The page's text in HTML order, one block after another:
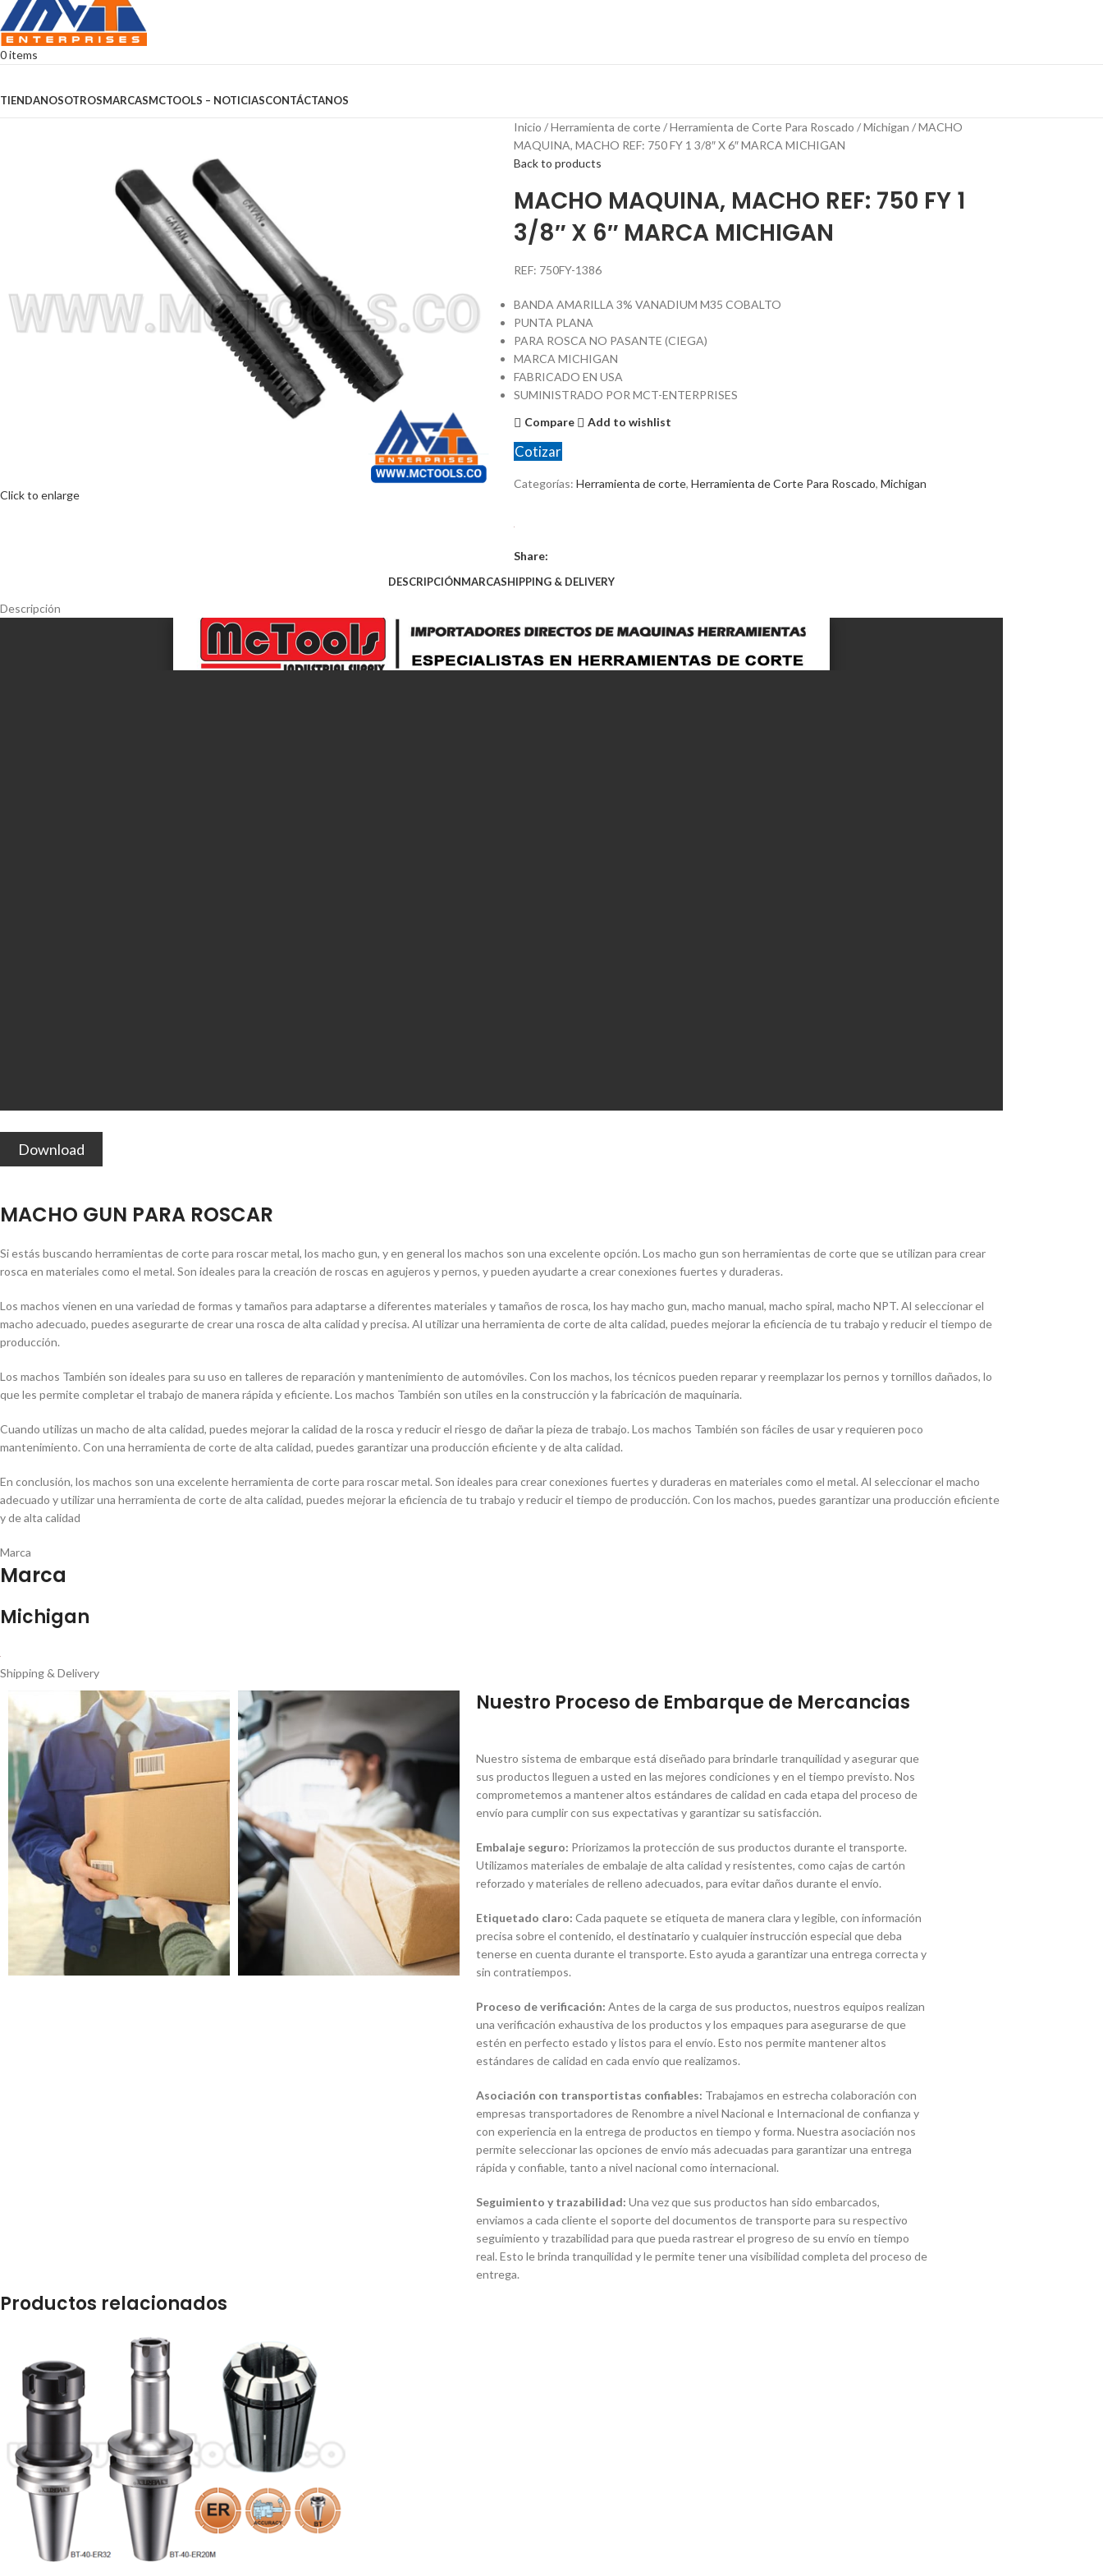
0items
TIENDANOSOTROSMARCASMCTOOLS – NOTICIASCONTÁCTANOS
Click to enlarge
Inicio Herramienta de corte Herramienta de Corte Para Roscado Michigan
MACHO
MAQUINA, MACHO REF: 750 FY 1 3/8″ X 6″ MARCA MICHIGAN
Back to products
MACHO MAQUINA, MACHO REF: 750 FY 1
3/8″ X 6″ MARCA MICHIGAN
REF: 750FY-1386
BANDA AMARILLA 3% VANADIUM M35 COBALTO
PUNTA PLANA
PARA ROSCA NO PASANTE (CIEGA)
MARCA MICHIGAN
FABRICADO EN USA
SUMINISTRADO POR MCT-ENTERPRISES
Compare
Add to wishlist
Cotizar
Categorías: Herramienta de corte, Herramienta de Corte Para Roscado, Michigan
Share:
DESCRIPCIÓNMARCASHIPPING & DELIVERY
Descripción
Download
MACHO GUN PARA ROSCAR
Si estás buscando herramientas de corte para roscar metal, los macho gun, y en general los machos son una excelente opción. Los macho gun son herramientas de corte que se utilizan para crear
rosca en materiales como el metal. Son ideales para la creación de roscas en agujeros y pernos, y pueden ayudarte a crear conexiones fuertes y duraderas.
Los machos vienen en una variedad de formas y tamaños para adaptarse a diferentes materiales y tamaños de rosca, los hay macho gun, macho manual, macho spiral, macho NPT. Al seleccionar el
macho adecuado, puedes asegurarte de crear una rosca de alta calidad y precisa. Al utilizar una herramienta de corte de alta calidad, puedes mejorar la eficiencia de tu trabajo y reducir el tiempo de
producción.
Los machos También son ideales para su uso en talleres de reparación y mantenimiento de automóviles. Con los machos, los técnicos pueden reparar y reemplazar los pernos y tornillos dañados, lo
que les permite completar el trabajo de manera rápida y eficiente. Los machos También son utiles en la construcción y la fabricación de maquinaria.
Cuando utilizas un macho de alta calidad, puedes mejorar la calidad de la rosca y reducir el riesgo de dañar la pieza de trabajo. Los machos También son fáciles de usar y requieren poco
mantenimiento. Con una herramienta de corte de alta calidad, puedes garantizar una producción eficiente y de alta calidad.
En conclusión, los machos son una excelente herramienta de corte para roscar metal. Son ideales para crear conexiones fuertes y duraderas en materiales como el metal. Al seleccionar el macho
adecuado y utilizar una herramienta de corte de alta calidad, puedes mejorar la eficiencia de tu trabajo y reducir el tiempo de producción. Con los machos, puedes garantizar una producción eficiente
y de alta calidad
Marca
Marca
Michigan
Shipping & Delivery
Nuestro Proceso de Embarque de Mercancias
Nuestro sistema de embarque está diseñado para brindarle tranquilidad y asegurar que
sus productos lleguen a usted en las mejores condiciones y en el tiempo previsto. Nos
comprometemos a mantener altos estándares de calidad en cada etapa del proceso de
envío para cumplir con sus expectativas y garantizar su satisfacción.
Embalaje seguro: Priorizamos la protección de sus productos durante el transporte.
Utilizamos materiales de embalaje de alta calidad y resistentes, como cajas de cartón
reforzado y materiales de relleno adecuados, para evitar daños durante el envío.
Etiquetado claro: Cada paquete se etiqueta de manera clara y legible, con información
precisa sobre el contenido, el destinatario y cualquier instrucción especial que deba
tenerse en cuenta durante el transporte. Esto ayuda a garantizar una entrega correcta y
sin contratiempos.
Proceso de verificación: Antes de la carga de sus productos, nuestros equipos realizan
una verificación exhaustiva de los productos y los empaques para asegurarse de que
estén en perfecto estado y listos para el envío. Esto nos permite mantener altos
estándares de calidad en cada envío que realizamos.
Asociación con transportistas confiables: Trabajamos en estrecha colaboración con
empresas transportadores de Renombre a nivel Nacional e Internacional de confianza y
con experiencia en la entrega de productos en tiempo y forma. Nuestra asociación nos
permite seleccionar las opciones de envío más adecuadas para garantizar una entrega
rápida y confiable, tanto a nivel nacional como internacional.
Seguimiento y trazabilidad: Una vez que sus productos han sido embarcados,
enviamos a cada cliente el soporte del documentos de transporte para su respectivo
seguimiento y trazabilidad para que pueda rastrear el progreso de su envío en tiempo
real. Esto le brinda tranquilidad y le permite tener una visibilidad completa del proceso de
entrega.
Productos relacionados